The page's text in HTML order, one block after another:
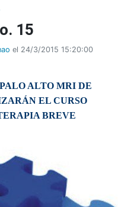
15
el 24/3/2015 15:20:00
ALTO MRI DE
EL CURSO
BREVE